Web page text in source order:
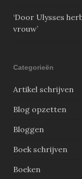
‘Door Ulysses
vrouw’
Categorieën
Artikel schrijven
Blog opzetten
Bloggen
Boek schrijven
Boeken